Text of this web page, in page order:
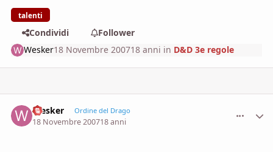
talenti
Condividi
Follower
Wesker18 Novembre 200718 anni in D&D 3e regole
Wesker Ordine del Drago
18 Novembre 200718 anni